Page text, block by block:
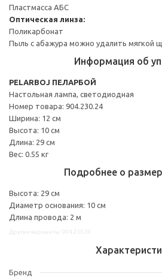
Пластмасса АБС
Оптическая линза:
Поликарбонат
Пыль с абажура можно удалить мягкой
Информация об
PELARBOJ ПЕЛАРБОЙ
Настольная лампа, светодиодная
Номер товара: 904.230.24
Ширина: 12 см
Высота: 10 см
Длина: 29 см
Вес: 0.55 кг
Подробнее о
Высота: 29 см
Диаметр основания: 10 см
Длина провода: 2 м
Бренд